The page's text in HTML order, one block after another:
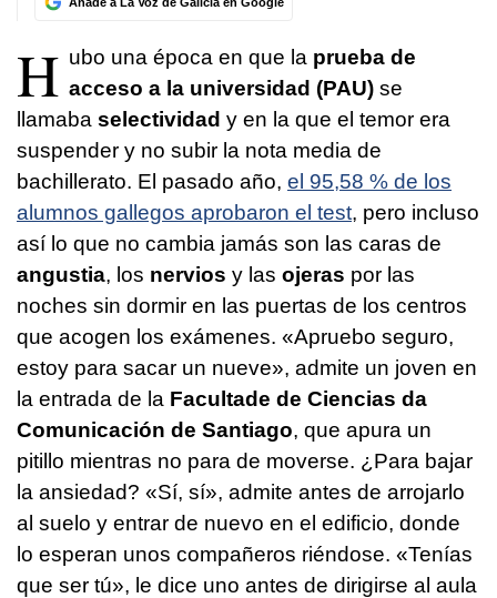
H ubo una época en que la prueba de
acceso a la universidad (PAU) se
llamaba selectividad y en la que el temor era
suspender y no subir la nota media de
bachillerato. El pasado año, el 95,58 % de los
alumnos gallegos aprobaron el test, pero incluso
así lo que no cambia jamás son las caras de
angustia, los nervios y las ojeras por las
noches sin dormir en las puertas de los centros
que acogen los exámenes. «Apruebo seguro,
estoy para sacar un nueve», admite un joven en
la entrada de la Facultade de Ciencias da
Comunicación de Santiago, que apura un
pitillo mientras no para de moverse. ¿Para bajar
la ansiedad? «Sí, sí», admite antes de arrojarlo
al suelo y entrar de nuevo en el edificio, donde
lo esperan unos compañeros riéndose. «Tenías
que ser tú», le dice uno antes de dirigirse al aula